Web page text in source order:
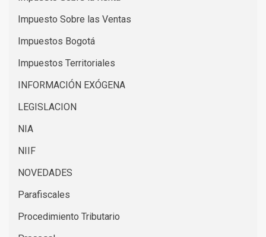
Impuesto Sobre las Ventas
Impuestos Bogotá
Impuestos Territoriales
INFORMACIÓN EXÓGENA
LEGISLACION
NIA
NIIF
NOVEDADES
Parafiscales
Procedimiento Tributario